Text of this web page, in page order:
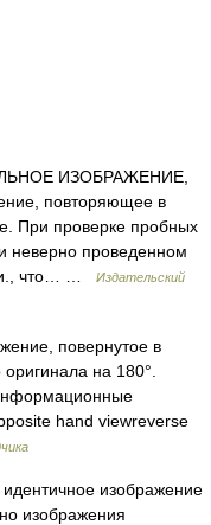
ИЗОБРАЖЕНИЕ,
повторяющее в
При проверке пробных
неверно проведенном
и., что… …
Издательский
повернутое в
на 180°.
hand viewreverse
изображение
изображения